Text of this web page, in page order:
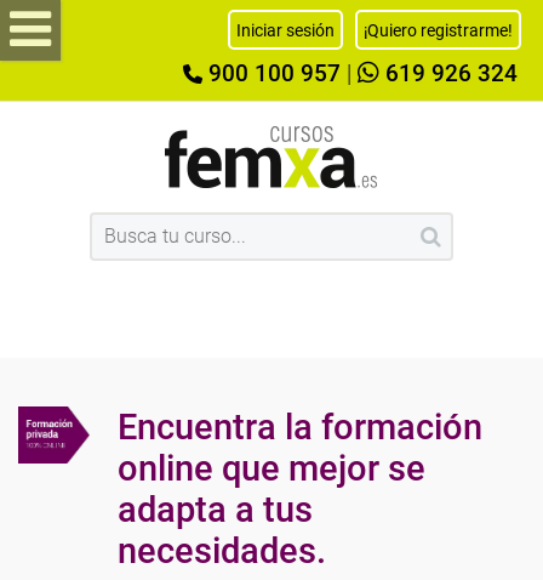
Iniciar sesión ¡Quiero registrarme!
900 100 957 619 926 324
Encuentra la formación
online que mejor se
adapta a tus
necesidades.